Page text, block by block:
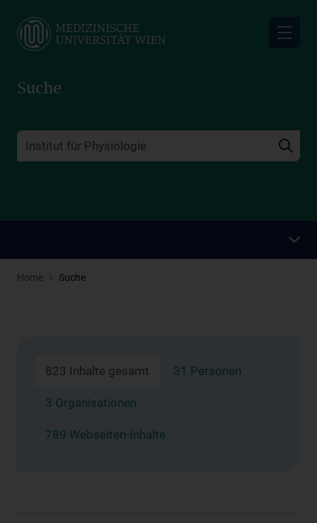
main
Suche
Home Suche
823 Inhalte gesamt 31 Personen
3 Organisationen
789 Webseiten-Inhalte